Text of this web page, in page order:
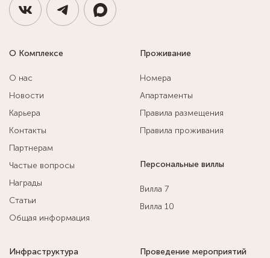
О Комплексе
О нас
Новости
Карьера
Контакты
Партнерам
Частые вопросы
Награды
Статьи
Общая информация
Проживание
Номера
Апартаменты
Правила размещения
Правила проживания
Персональные виллы
Вилла 7
Вилла 10
Инфраструктура Проведение мероприятий